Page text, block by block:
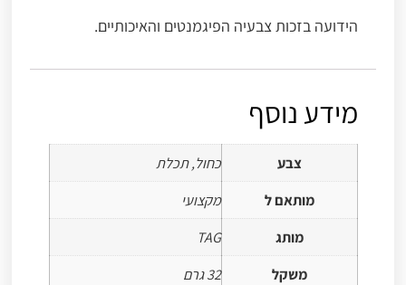
הידועה בזכות צבעיה הפיגמנטים והאיכותיים.
מידע נוסף
צבע
כחול, תכלת
מותאם ל
מקצועי
מותג
TAG
משקל
32 גרם